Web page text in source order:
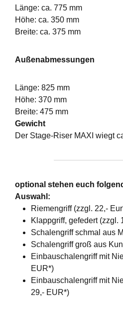
Länge: ca. 775 mm
Höhe: ca. 350 mm
Breite: ca. 375 mm
Außenabmessungen
Länge: 825 mm
Höhe: 370 mm
Breite: 475 mm
Gewicht
Der Stage-Riser MAXI wiegt
optional stehen euch
Auswahl:
Riemengriff (zzgl. 22,-
Klappgriff, gefedert (zzgl.
Schalengriff schmal aus
Schalengriff groß aus
Einbauschalengriff mit
EUR*)
Einbauschalengriff mit
29,- EUR*)